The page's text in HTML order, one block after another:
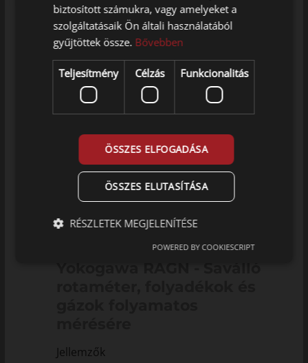
Jellemzők
biztosított számukra, vagy amelyeket a
szolgáltatásaik Ön általi használatából
gyűjtöttek össze. Bővebben
Teljesítmény Célzás Funkcionalitás
ÖSSZES ELFOGADÁSA
ÖSSZES ELUTASÍTÁSA
RÉSZLETEK MEGJELENÍTÉSE
POWERED BY COOKIESCRIPT